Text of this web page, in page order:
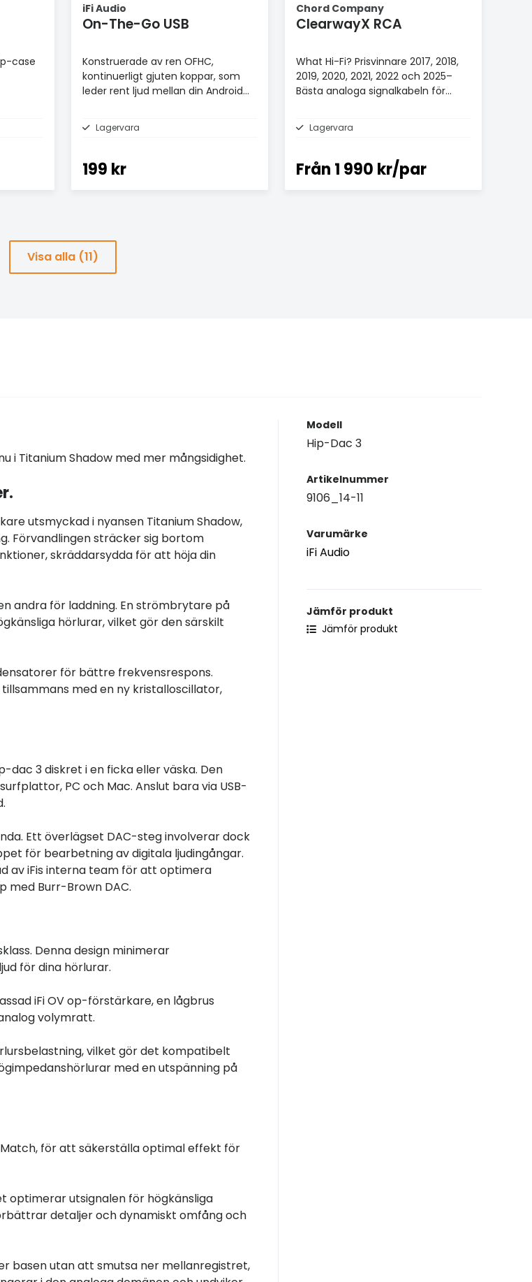
case
iFi Audio
On-The-Go USB
Konstruerade av ren OFHC,
kontinuerligt gjuten koppar, som
leder rent ljud mellan din Android
Lagervara
199 kr
Chord Company
ClearwayX RCA
What Hi-Fi? Prisvinnare 2017, 2018,
2019, 2020, 2021, 2022 och 2025–
Bästa analoga signalkabeln för
Lagervara
Från 1 990 kr/par
Visa alla (11)
Titanium Shadow med mer mångsidighet.
utsmyckad i nyansen Titanium Shadow,
Förvandlingen sträcker sig bortom
skräddarsydda för att höja din
andra för laddning. En strömbrytare på
hörlurar, vilket gör den särskilt
för bättre frekvensrespons.
med en ny kristalloscillator,
dac 3 diskret i en ficka eller väska. Den
PC och Mac. Anslut bara via USB-
Ett överlägset DAC-steg involverar dock
för bearbetning av digitala ljudingångar.
av iFis interna team för att optimera
Burr-Brown DAC.
Denna design minimerar
för dina hörlurar.
iFi OV op-förstärkare, en lågbrus
volymratt.
vilket gör det kompatibelt
med en utspänning på
för att säkerställa optimal effekt för
optimerar utsignalen för högkänsliga
detaljer och dynamiskt omfång och
basen utan att smutsa ner mellanregistret,
Modell
Hip-Dac 3
Artikelnummer
9106_14-11
Varumärke
iFi Audio
Jämför produkt
Jämför produkt